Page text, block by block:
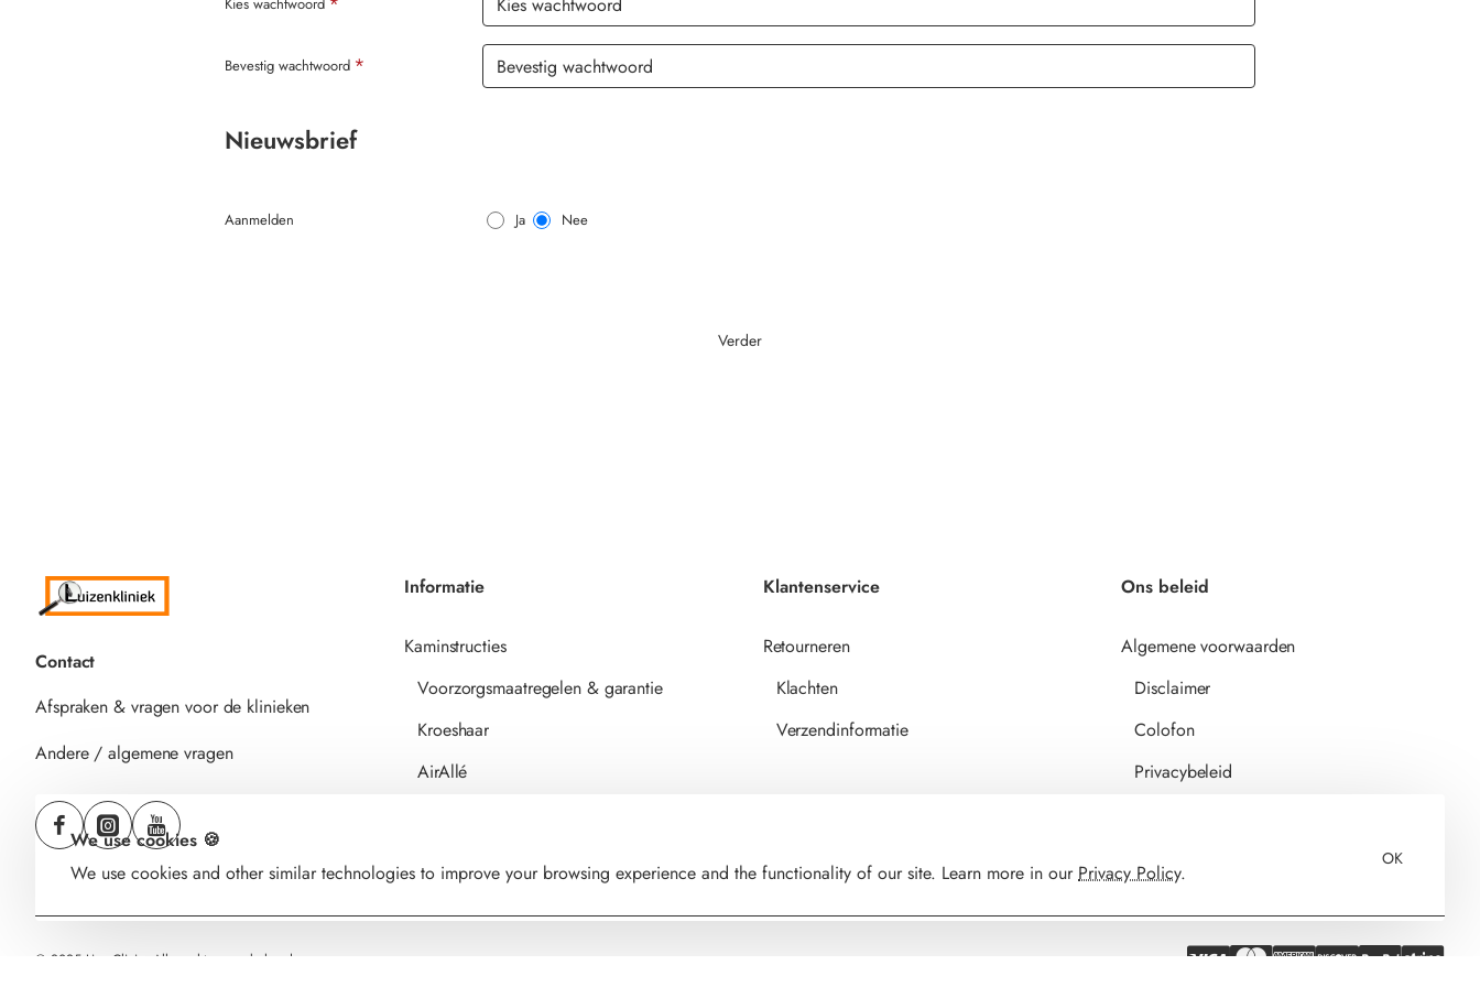
We use cookies 🍪
We use cookies and other similar technologies to improve your browsing experience and the functionality of our site. Learn more in ourPrivacy Policy.
OK
Bevestig wachtwoord
Nieuwsbrief
Nieuwsbrief
Aanmelden Ja Nee
Verder
Contact
Afspraken & vragen voor de klinieken
Andere / algemene vragen
Informatie
Kaminstructies
Voorzorgsmaatregelen & garantie
Kroeshaar
AirAllé
Klantenservice
Retourneren
Klachten
Verzendinformatie
Ons beleid
Algemene voorwaarden
Disclaimer
Colofon
Privacybeleid
© 2025 Lice Clinic. Alle rechten voorbehouden.